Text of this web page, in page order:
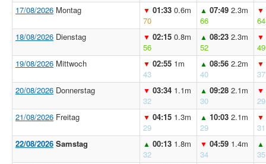
17/08/2026 Montag ▼ 01:33 0.6m
70
▲ 07:49 2.3m
66
▼
64
18/08/2026 Dienstag ▼ 02:15 0.8m
56
▲ 08:23 2.3m
52
▼
49
19/08/2026 Mittwoch ▼ 02:55 1m
43
▲ 08:56 2.2m
40
▼
37
20/08/2026 Donnerstag ▼ 03:34 1.1m
32
▲ 09:28 2.1m
30
▼
29
21/08/2026 Freitag ▼ 04:15 1.3m
29
▲ 10:03 2.1m
29
▼
31
22/08/2026 Samstag ▲ 00:13 1.8m
32
▼ 04:59 1.4m
34
▲
35